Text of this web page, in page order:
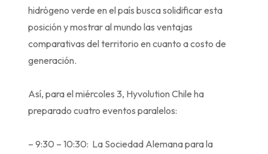
hidrógeno verde en el país busca solidificar esta
posición y mostrar al mundo las ventajas
comparativas del territorio en cuanto a costo de
generación.
Así, para el miércoles 3, Hyvolution Chile ha
preparado cuatro eventos paralelos:
– 9:30 – 10:30: La Sociedad Alemana para la